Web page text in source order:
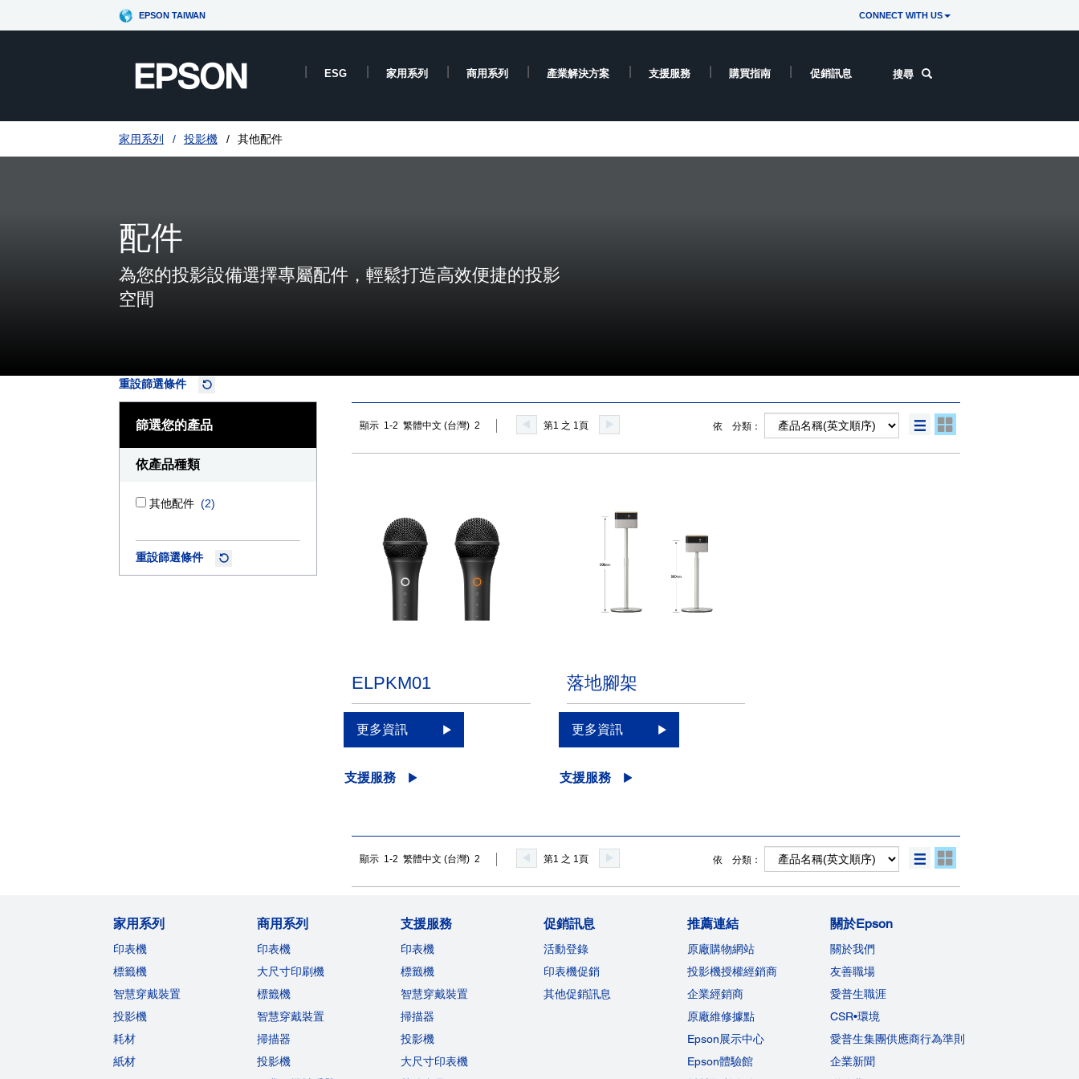
EPSON TAIWAN CONNECT WITH US
ESG 家用系列 商用系列 產業解決方案 支援服務 購買指南 促銷訊息 搜尋
家用系列 投影機 其他配件
配件
為您的投影設備選擇專屬配件，輕鬆打造高效便捷的投影
空間
重設篩選條件
篩選您的產品
依產品種類
其他配件 (2)
重設篩選條件
顯示 1-2 繁體中文 (台灣) 2 第1 之 1頁 依 分類：
ELPKM01
更多資訊
支援服務
落地腳架
更多資訊
支援服務
顯示 1-2 繁體中文 (台灣) 2 第1 之 1頁 依 分類：
家用系列
印表機
標籤機
智慧穿戴裝置
投影機
耗材
紙材
商用系列
印表機
大尺寸印刷機
標籤機
智慧穿戴裝置
掃描器
投影機
支援服務
印表機
標籤機
智慧穿戴裝置
掃描器
投影機
大尺寸印表機
促銷訊息
活動登錄
印表機促銷
其他促銷訊息
推薦連結
原廠購物網站
投影機授權經銷商
企業經銷商
原廠維修據點
Epson展示中心
Epson體驗館
關於Epson
關於我們
友善職場
愛普生職涯
CSR•環境
愛普生集團供應商行為準則
企業新聞